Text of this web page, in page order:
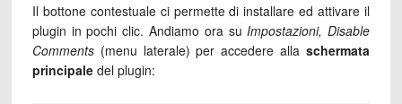
Il bottone contestuale ci permette di installare ed attivare il
plugin in pochi clic. Andiamo ora su Impostazioni, Disable
Comments (menu laterale) per accedere allaschermata
principaledel plugin: